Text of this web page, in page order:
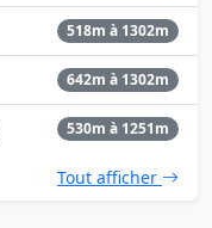
518m à 1302m
642m à 1302m
530m à 1251m
Tout afficher